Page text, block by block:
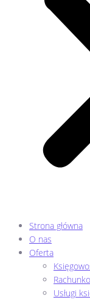
Strona główna
O nas
Oferta
Usługi